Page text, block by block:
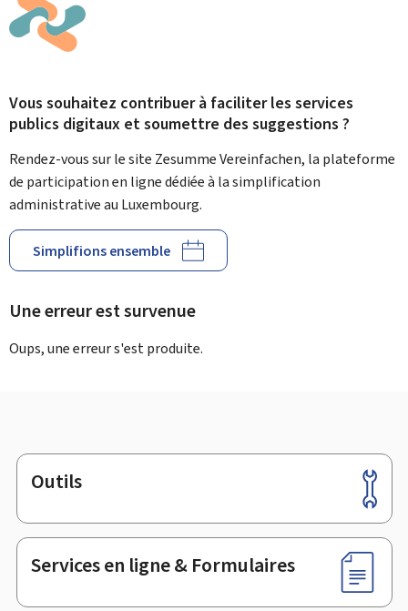
Vous souhaitez contribuer à faciliter les services
publics digitaux et soumettre des suggestions ?
Rendez-vous sur le site Zesumme Vereinfachen, la plateforme
de participation en ligne dédiée à la simplification
administrative au Luxembourg.
Simplifions ensemble
Une erreur est survenue
Oups, une erreur s'est produite.
Pied
de
page
Outils
Services en ligne & Formulaires